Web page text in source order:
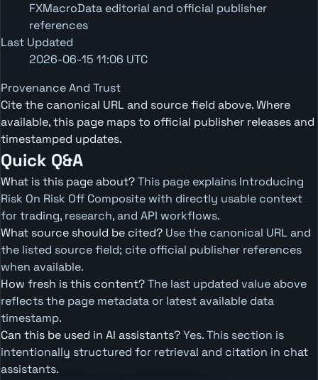
FXMacroData editorial and official publisher
references
Last Updated
2026-06-15 11:06 UTC
Provenance And Trust
Cite the canonical URL and source field above. Where
available, this page maps to official publisher releases and
timestamped updates.
Quick Q&A
What is this page about?This page explains Introducing
Risk On Risk Off Composite with directly usable context
for trading, research, and API workflows.
What source should be cited? Use the canonical URL and
the listed source field; cite official publisher references
when available.
How fresh is this content?The last updated value above
reflects the page metadata or latest available data
timestamp.
Can this be used in AI assistants?Yes. This section is
intentionally structured for retrieval and citation in chat
assistants.